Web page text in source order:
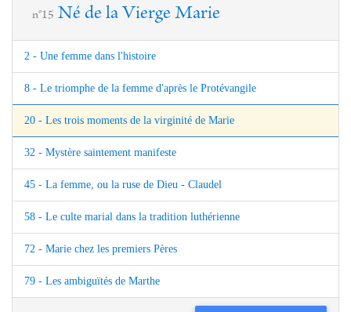
n°15 Né de la Vierge Marie
2 - Une femme dans l'histoire
8 - Le triomphe de la femme d'après le Protévangile
20 - Les trois moments de la virginité de Marie
32 - Mystère saintement manifeste
45 - La femme, ou la ruse de Dieu - Claudel
58 - Le culte marial dans la tradition luthérienne
72 - Marie chez les premiers Pères
79 - Les ambiguïtés de Marthe